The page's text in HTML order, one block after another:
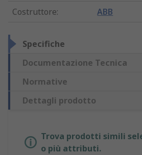
Costruttore: ABB
Specifiche
Documentazione Tecnica
Normative
Dettagli prodotto
Trova prodotti simili
o più attributi.